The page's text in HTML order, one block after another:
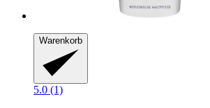
Warenkorb
5.0 (1)